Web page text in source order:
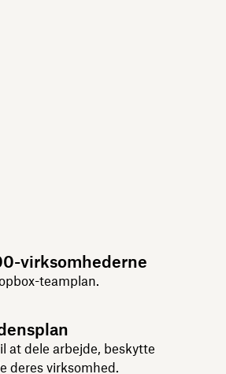
virksomhederne
teamplan.
at dele arbejde, beskytte
deres virksomhed.